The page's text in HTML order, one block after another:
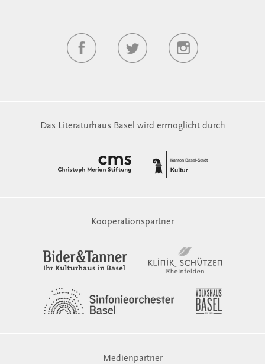
Das Literaturhaus Basel wird ermöglicht durch
Kooperationspartner
Medienpartner